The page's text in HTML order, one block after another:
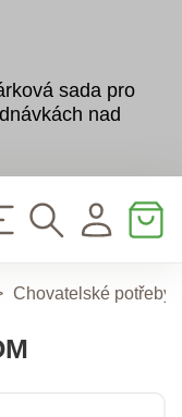
sada pro
nad
Chovatelské potřeby